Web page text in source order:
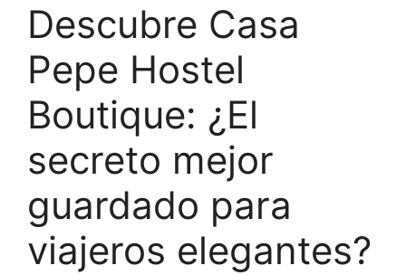
Descubre Casa
Pepe Hostel
Boutique: ¿El
secreto mejor
guardado para
viajeros elegantes?